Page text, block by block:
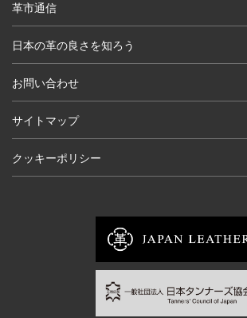
革市通信
日本の革の良さを知ろう
お問い合わせ
サイトマップ
クッキーポリシー